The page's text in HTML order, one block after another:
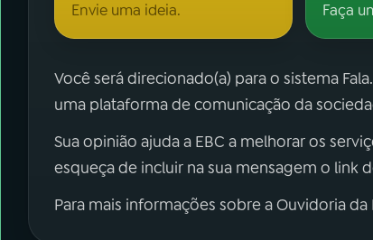
Envie uma ideia. Faça
Você será direcionado(a) para o sistema
uma plataforma de comunicação da
Sua opinião ajuda a EBC a melhorar os
esqueça de incluir na sua mensagem o link
Para mais informações sobre a Ouvidoria